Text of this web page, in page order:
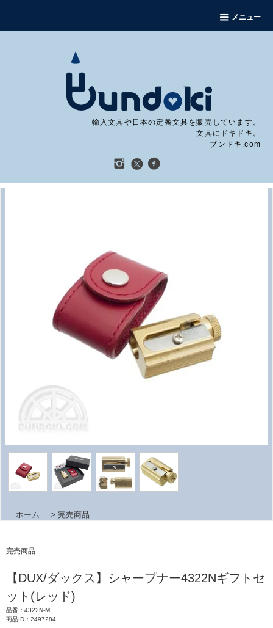
メニュー
輸入文具や日本の定番文具を販売しています。
文具にドキドキ。
ブンドキ.com
ホーム > 完売商品
完売商品
【DUX/ダックス】シャープナー4322Nギフトセ
ット(レッド)
品番：4322N-M
商品ID：2497284